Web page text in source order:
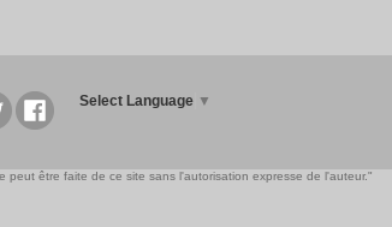
Select Language ▼
être faite de ce site sans l'autorisation expresse de l'auteur."